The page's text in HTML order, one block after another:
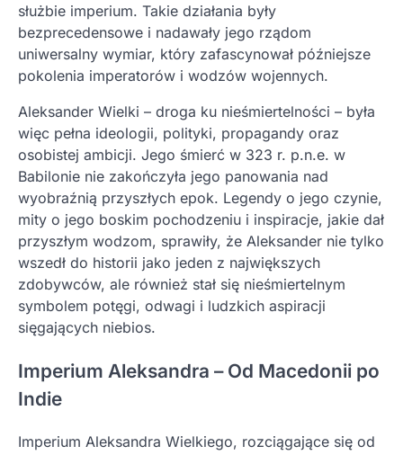
służbie imperium. Takie działania były
bezprecedensowe i nadawały jego rządom
uniwersalny wymiar, który zafascynował późniejsze
pokolenia imperatorów i wodzów wojennych.
Aleksander Wielki – droga ku nieśmiertelności – była
więc pełna ideologii, polityki, propagandy oraz
osobistej ambicji. Jego śmierć w 323 r. p.n.e. w
Babilonie nie zakończyła jego panowania nad
wyobraźnią przyszłych epok. Legendy o jego czynie,
mity o jego boskim pochodzeniu i inspiracje, jakie dał
przyszłym wodzom, sprawiły, że Aleksander nie tylko
wszedł do historii jako jeden z największych
zdobywców, ale również stał się nieśmiertelnym
symbolem potęgi, odwagi i ludzkich aspiracji
sięgających niebios.
Imperium Aleksandra – Od Macedonii po
Indie
Imperium Aleksandra Wielkiego, rozciągające się od